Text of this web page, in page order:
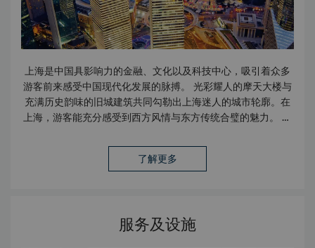
上海是中国具影响力的金融、文化以及科技中心，吸引着众多
游客前来感受中国现代化发展的脉搏。 光彩耀人的摩天大楼与
充满历史韵味的旧城建筑共同勾勒出上海迷人的城市轮廓。在
上海，游客能充分感受到西方风情与东方传统合璧的魅力。 嘉
以让游客零距离体验上海的蓬勃朝气。 阅读《香格里拉会专
讯》，了解更多目的地信息：
了解更多
服务及设施